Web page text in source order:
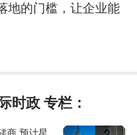
地的门槛，让企业能
时政 专栏：
商 预计星